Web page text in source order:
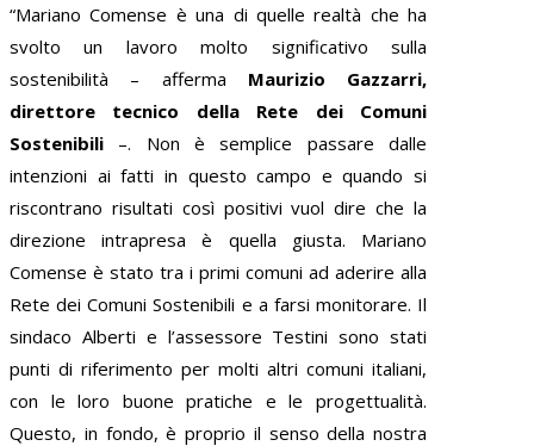
“Mariano Comense è una di quelle realtà che ha
svolto un lavoro molto significativo sulla
sostenibilità – afferma Maurizio Gazzarri,
direttore tecnico della Rete dei Comuni
Sostenibili –. Non è semplice passare dalle
intenzioni ai fatti in questo campo e quando si
riscontrano risultati così positivi vuol dire che la
direzione intrapresa è quella giusta. Mariano
Comense è stato tra i primi comuni ad aderire alla
Rete dei Comuni Sostenibili e a farsi monitorare. Il
sindaco Alberti e l’assessore Testini sono stati
punti di riferimento per molti altri comuni italiani,
con le loro buone pratiche e le progettualità.
Questo, in fondo, è proprio il senso della nostra